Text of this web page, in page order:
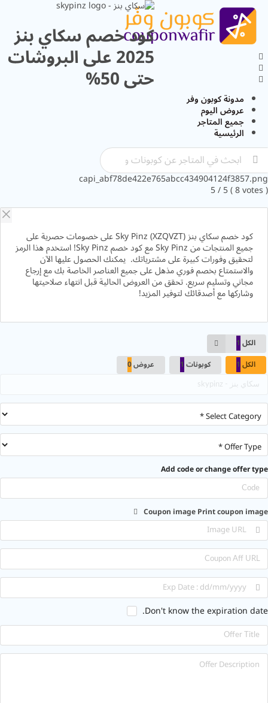
مدونة كوبون وفر
عروض اليوم
جميع المتاجر
الرئيسية
كود خصم سكاي بنز
2025 على البروشات
حتى 50%
5/ 5 (8
كود خصم سكاي بنز Sky Pinz (XZQVZT) على خصومات حصرية على
جميع المنتجات من Sky Pinz مع كود خصم Sky Pinz! استخدم هذا الرمز
لتحقيق وفورات كبيرة على مشترياتك. يمكنك الحصول عليها الآن
والاستمتاع بخصم فوري مذهل على جميع العناصر الخاصة بك مع إرجاع
مجاني وتسليم سريع. تحقق من العروض الحالية قبل انتهاء صلاحيتها
وشاركها مع أصدقائك لتوفير المزيد!
الكل1
الكل1 كوبونات1 عروض0
Add code or change offer
Coupon imagePrint coupon
Don't know the expiration